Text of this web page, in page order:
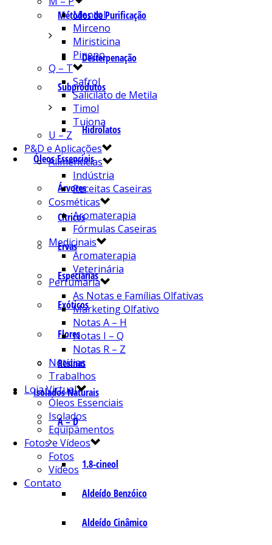
Métodos de Purificação
Desterpenação
Subprodutos
Hidrolatos
Óleos Essenciais
Árvores
Cítricos
Ervas
Especiarias
Exóticos
Flores
Resinas
Isolados Naturais
A – D
1.8-cineol
Aldeído Benzóico
Aldeído Cinâmico
Mentol
Mirceno
Miristicina
Pineno
Q – T
Safrol
Salicilato de Metila
Timol
Tujona
U – Z
P&D e Aplicações
Alimentícias
Indústria
Receitas Caseiras
Cosméticas
Aromaterapia
Fórmulas Caseiras
Medicinais
Aromaterapia
Veterinária
Perfumaria
As Notas e Famílias Olfativas
Marketing Olfativo
Notas A – H
Notas I – Q
Notas R – Z
Notícias
Trabalhos
Loja Virtual
Óleos Essenciais
Isolados
Equipamentos
Fotos e Vídeos
Fotos
Vídeos
Contato